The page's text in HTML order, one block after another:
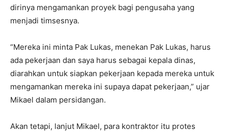
dirinya mengamankan proyek bagi pengusaha yang
menjadi timsesnya.
“Mereka ini minta Pak Lukas, menekan Pak Lukas, harus
ada pekerjaan dan saya harus sebagai kepala dinas,
diarahkan untuk siapkan pekerjaan kepada mereka untuk
mengamankan mereka ini supaya dapat pekerjaan,” ujar
Mikael dalam persidangan.
Akan tetapi, lanjut Mikael, para kontraktor itu protes